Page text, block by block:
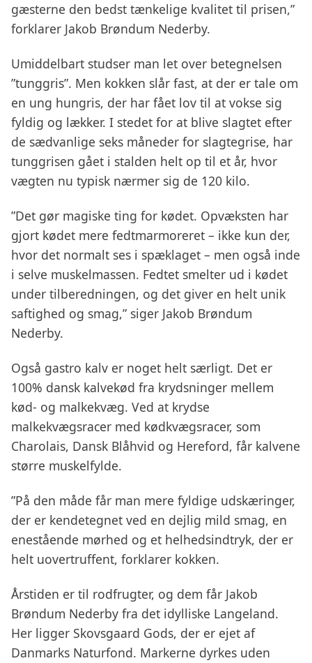
gæsterne den bedst tænkelige kvalitet til prisen,”
forklarer Jakob Brøndum Nederby.
Umiddelbart studser man let over betegnelsen
”tunggris”. Men kokken slår fast, at der er tale om
en ung hungris, der har fået lov til at vokse sig
fyldig og lækker. I stedet for at blive slagtet efter
de sædvanlige seks måneder for slagtegrise, har
tunggrisen gået i stalden helt op til et år, hvor
vægten nu typisk nærmer sig de 120 kilo.
”Det gør magiske ting for kødet. Opvæksten har
gjort kødet mere fedtmarmoreret – ikke kun der,
hvor det normalt ses i spæklaget – men også inde
i selve muskelmassen. Fedtet smelter ud i kødet
under tilberedningen, og det giver en helt unik
saftighed og smag,” siger Jakob Brøndum
Nederby.
Også gastro kalv er noget helt særligt. Det er
100% dansk kalvekød fra krydsninger mellem
kød- og malkekvæg. Ved at krydse
malkekvægsracer med kødkvægsracer, som
Charolais, Dansk Blåhvid og Hereford, får kalvene
større muskelfylde.
”På den måde får man mere fyldige udskæringer,
der er kendetegnet ved en dejlig mild smag, en
enestående mørhed og et helhedsindtryk, der er
helt uovertruffent, forklarer kokken.
Årstiden er til rodfrugter, og dem får Jakob
Brøndum Nederby fra det idylliske Langeland.
Her ligger Skovsgaard Gods, der er ejet af
Danmarks Naturfond. Markerne dyrkes uden